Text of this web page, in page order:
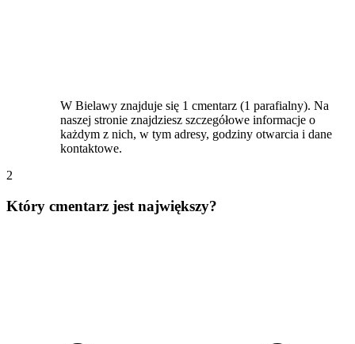
W Bielawy znajduje się 1 cmentarz (1 parafialny). Na
naszej stronie znajdziesz szczegółowe informacje o
każdym z nich, w tym adresy, godziny otwarcia i dane
kontaktowe.
2
Który cmentarz jest największy?